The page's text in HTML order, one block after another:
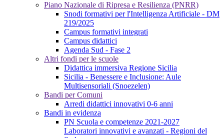
Piano Nazionale di Ripresa e Resilienza (PNRR)
Snodi formativi per l'Intelligenza Artificiale - DM
219/2025
Campus formativi integrati
Campus didattici
Agenda Sud - Fase 2
Altri fondi per le scuole
Didattica immersiva Regione Sicilia
Sicilia - Benessere e Inclusione: Aule
Multisensoriali (Snoezelen)
Bandi per Comuni
Arredi didattici innovativi 0-6 anni
Bandi in evidenza
PN Scuola e competenze 2021-2027
Laboratori innovativi e avanzati - Regioni del